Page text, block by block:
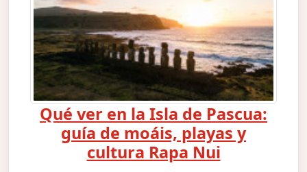
Qué ver en la Isla de Pascua:
guía de moáis, playas y
cultura Rapa Nui